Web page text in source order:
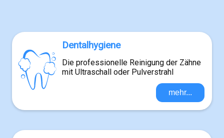
Dentalhygiene
Die professionelle Reinigung der Zähne
mit Ultraschall oder Pulverstrahl
mehr...